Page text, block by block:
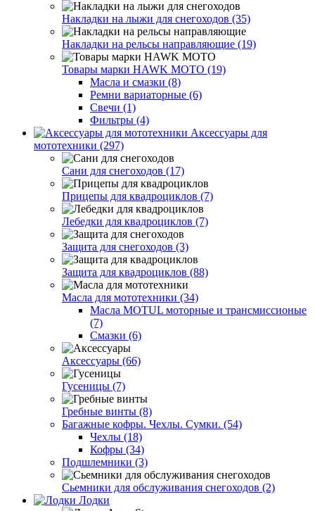
Накладки на лыжи для снегоходов (35)
Накладки на рельсы направляющие (19)
Товары марки HAWK MOTO (19)
Масла и смазки (8)
Ремни вариаторные (6)
Свечи (1)
Фильтры (4)
Аксессуары для
мототехники (297)
Сани для снегоходов (17)
Прицепы для квадроциклов (7)
Лебедки для квадроциклов (7)
Защита для снегоходов (3)
Защита для квадроциклов (88)
Масла для мототехники (34)
Масла MOTUL моторные и трансмиссионые
(7)
Смазки (6)
Аксессуары (66)
Гусеницы (7)
Гребные винты (8)
Багажные кофры. Чехлы. Сумки. (54)
Чехлы (18)
Кофры (34)
Подшлемники (3)
Сьемники для обслуживания снегоходов (2)
Лодки